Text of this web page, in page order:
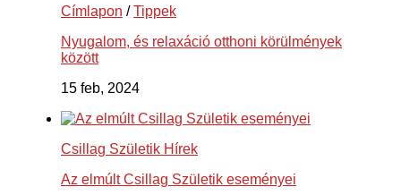
Címlapon /Tippek
Nyugalom, és relaxáció otthoni körülmények
között
15 feb, 2024
Csillag Születik Hírek
Az elmúlt Csillag Születik eseményei